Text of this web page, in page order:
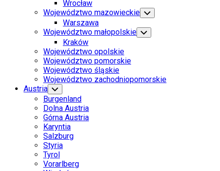
Menu
Wrocław
Województwo mazowieckie Toggle
Child
Menu
Warszawa
Województwo małopolskie Toggle
Child
Kraków
Województwo opolskie
Województwo pomorskie
Województwo śląskie
Województwo zachodniopomorskie
Austria Toggle
Child
Menu
Burgenland
Dolna Austria
Górna Austria
Karyntia
Salzburg
Styria
Tyrol
Vorarlberg